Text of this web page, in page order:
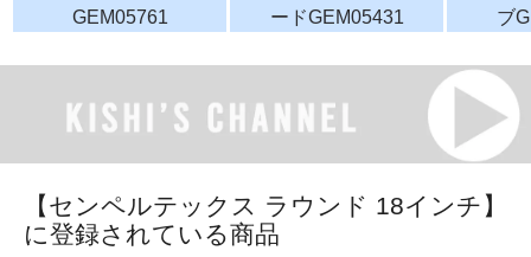
GEM05761
ードGEM05431
ブ
【センペルテックス ラウンド 18インチ】
に登録されている商品